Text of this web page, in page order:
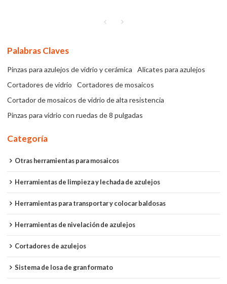
Palabras Claves
Pinzas para azulejos de vidrio y cerámica
Alicates para azulejos
Cortadores de vidrio
Cortadores de mosaicos
Cortador de mosaicos de vidrio de alta resistencia
Pinzas para vidrio con ruedas de 8 pulgadas
Categoría
Otras herramientas para mosaicos
Herramientas de limpieza y lechada de azulejos
Herramientas para transportar y colocar baldosas
Herramientas de nivelación de azulejos
Cortadores de azulejos
Sistema de losa de gran formato